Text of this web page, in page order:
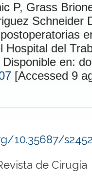
P, Grass
Schneider
Hospital del
. 2023;75(2). Disponible en:
10.35687/
de Cirugía